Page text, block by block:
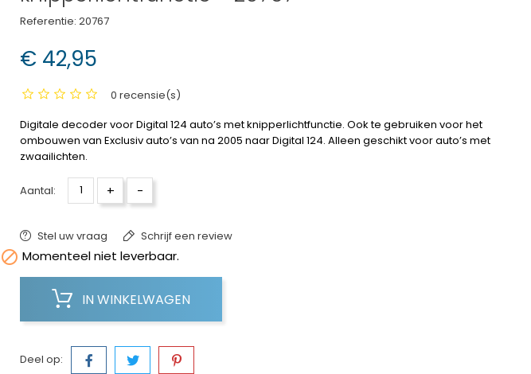
Referentie: 20767
€ 42,95
0 recensie(s)
Digitale decoder voor Digital 124 auto’s met knipperlichtfunctie. Ook te gebruiken voor het
ombouwen van Exclusiv auto’s van na 2005 naar Digital 124. Alleen geschikt voor auto’s met
zwaailichten.
Aantal: + -
Stel uw vraag Schrijf een review
 Momenteel niet leverbaar.
IN WINKELWAGEN
Deel op: